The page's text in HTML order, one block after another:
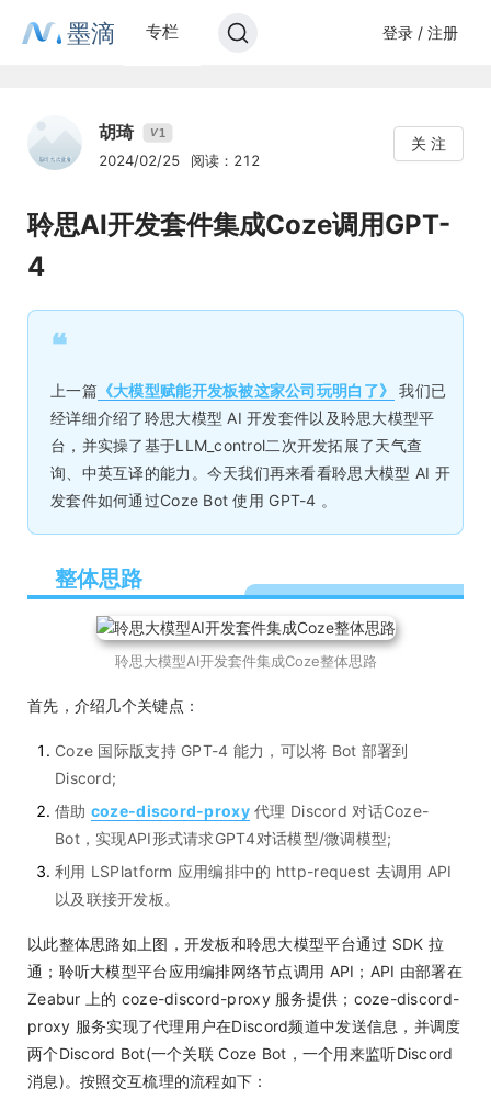
墨滴 专栏 登录 / 注册
胡琦 V1
2024/02/25 阅读：212
关 注
聆思AI开发套件集成Coze调用GPT-
4
❝
上一篇 《大模型赋能开发板被这家公司玩明白了》
我们已
经详细介绍了聆思大模型 AI 开发套件以及聆思大模型平
台，并实操了基于LLM_control二次开发拓展了天气查
询、中英互译的能力。今天我们再来看看聆思大模型 AI 开
发套件如何通过Coze Bot 使用 GPT-4 。
整体思路
聆思大模型AI开发套件集成Coze整体思路
首先，介绍几个关键点：
Coze 国际版支持 GPT-4 能力，可以将 Bot 部署到
Discord;
借助 coze-discord-proxy代理 Discord 对话Coze-
Bot，实现API形式请求GPT4对话模型/微调模型;
利用 LSPlatform 应用编排中的 http-request 去调用 API
以及联接开发板。
以此整体思路如上图，开发板和聆思大模型平台通过 SDK 拉
通；聆听大模型平台应用编排网络节点调用 API；API 由部署在
Zeabur 上的 coze-discord-proxy 服务提供；coze-discord-
proxy 服务实现了代理用户在Discord频道中发送信息，并调度
两个Discord Bot(一个关联 Coze Bot，一个用来监听Discord
消息)。按照交互梳理的流程如下：